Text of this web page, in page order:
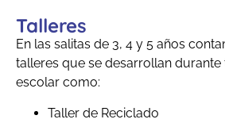
Talleres
En las salitas de 3, 4 y 5 años
talleres que se desarrollan
escolar como:
Taller de Reciclado